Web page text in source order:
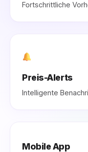
Fortschrittliche
Preis-Alerts
Intelligente
Mobile App